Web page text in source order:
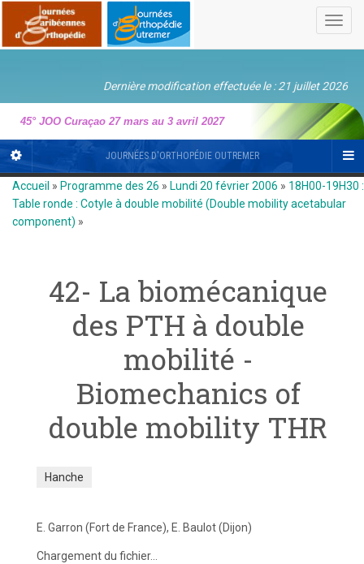
Dernière modification effectuée le : 21 juillet 2026
45° JOO Curaçao 27 mars au 3 avril 2027
JOURNÉES D'ORTHOPÉDIE OUTREMER
Accueil » Programme des 26 » Lundi 20 février 2006 » 18H00-19H30 :
Table ronde : Cotyle à double mobilité (Double mobility acetabular
component) »
42- La biomécanique
des PTH à double
mobilité -
Biomechanics of
double mobility THR
Hanche
E. Garron (Fort de France), E. Baulot (Dijon)
Chargement du fichier...